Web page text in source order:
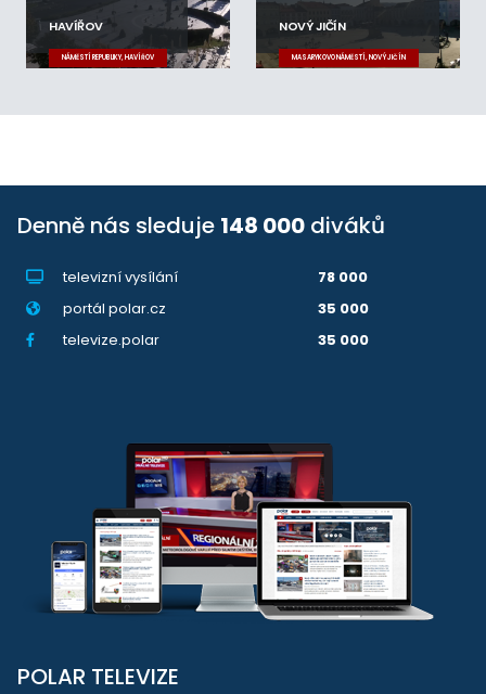
HAVÍŘOV
NÁMĚSTÍ REPUBLIKY, HAVÍŘOV
NOVÝ JIČÍN
MASARYKOVO NÁMĚSTÍ, NOVÝ JIČÍN
Denně nás sleduje 148 000 diváků
televizní vysílání
78 000
portál polar.cz
35 000
televize.polar
35 000
POLAR TELEVIZE